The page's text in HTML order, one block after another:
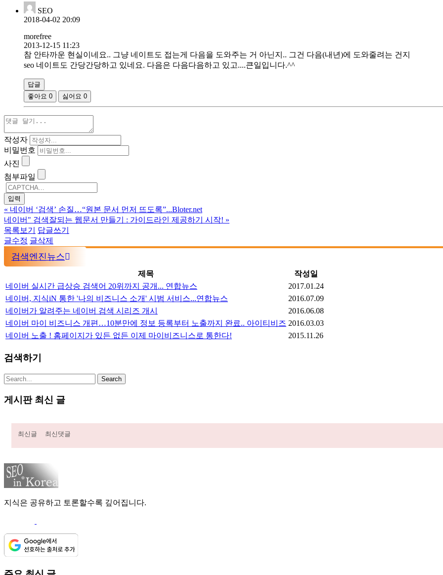
SEO
2018-04-02 20:09
morefree
2013-12-15 11:23
참 안타까운 현실이네요.. 그냥 네이트도 접는게 다음을 도와주는 거 아닌지.. 그건 다음(내년)에 도와줄려는 건지
seo 네이트도 간당간당하고 있네요. 다음은 다음다음하고 있고....큰일입니다.^^
답글
좋아요 0 싫어요 0
작성자
비밀번호
사진
첨부파일
« 네이버 ‘검색’ 손질…“원본 문서 먼저 뜨도록”...Bloter.net
네이버" 검색잘되는 웹문서 만들기 : 가이드라인 제공하기 시작! »
목록보기
답글쓰기
글수정 글삭제
검색엔진뉴스
제목
작성일
네이버 실시간 급상승 검색어 20위까지 공개... 연합뉴스
2017.01.24
네이버, 지식iN 통한 '나의 비즈니스 소개' 시범 서비스...연합뉴스
2016.07.09
네이버가 알려주는 네이버 검색 시리즈 개시
2016.06.08
네이버 마이 비즈니스 개편…10분만에 정보 등록부터 노출까지 완료.. 아이티비즈 2016.03.03
네이버 노출 ! 홈페이지가 있든 없든 이제 마이비즈니스로 통한다!
2015.11.26
검색하기
게시판 최신 글
최신글 최신댓글
지식은 공유하고 토론할수록 깊어집니다.